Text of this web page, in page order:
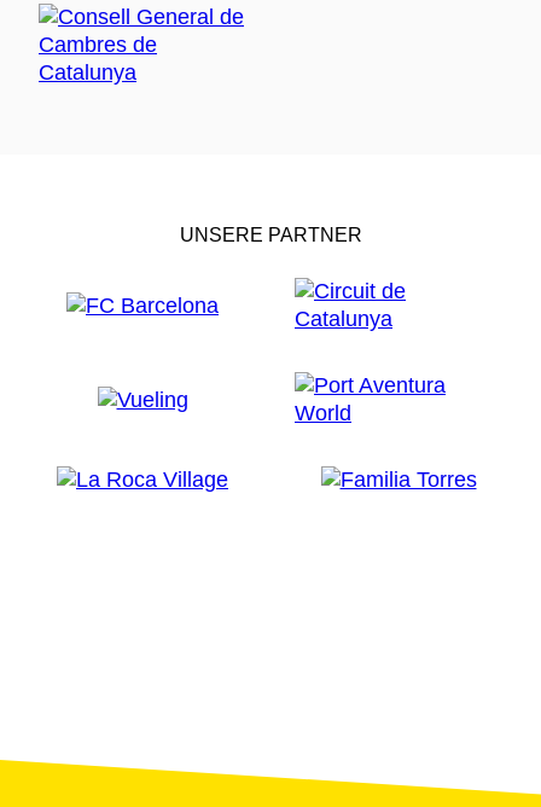
UNSERE PARTNER